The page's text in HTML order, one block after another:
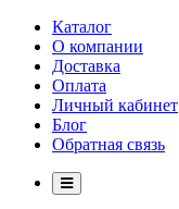
Каталог
О компании
Доставка
Оплата
Личный кабинет
Блог
Обратная связь